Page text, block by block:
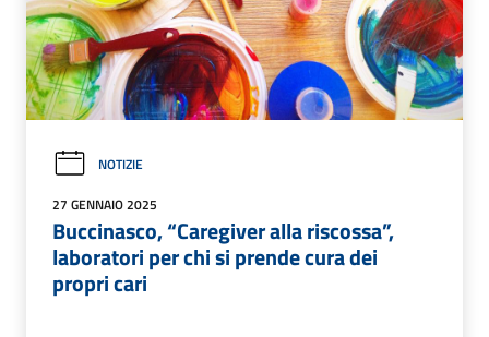
NOTIZIE
27 GENNAIO 2025
Buccinasco, “Caregiver alla riscossa”,
laboratori per chi si prende cura dei
propri cari